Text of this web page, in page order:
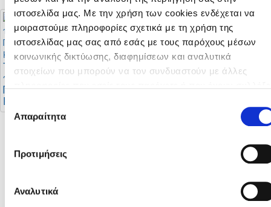
ιστοσελίδα μας. Με την χρήση των cookies ενδέχεται να
μοιραστούμε πληροφορίες σχετικά με τη χρήση της
ιστοσελίδας μας σας από εσάς με τους παρόχους μέσων
κοινωνικής δικτύωσης, διαφημίσεων και αναλυτικά
στοιχείων που μπορούν να τον συνδυαστούν με άλλες
μάθετε περισσότερα σχετικά με την χρήση των Cookies
εδώ
Επιλογή
συγκατάθεσης
Απαραίτητα
Προτιμήσεις
Αναλυτικά
Το πρόγραμμα της
πρώτης φάσης του
Πρωταθλήματος Β’
Κατηγορίας
Προκήρυξη
Πρωταθλήματων
Γυναικών 2026 - 2027
Το πρόγραμμα της
Stoiximan περιόδου